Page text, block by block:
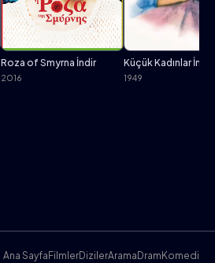
Roza of Smyrna İndir
2016
Küçük Kadınlar İndir
1949
Ana Sayfa FilmlerDizilerArama Dram Komedi